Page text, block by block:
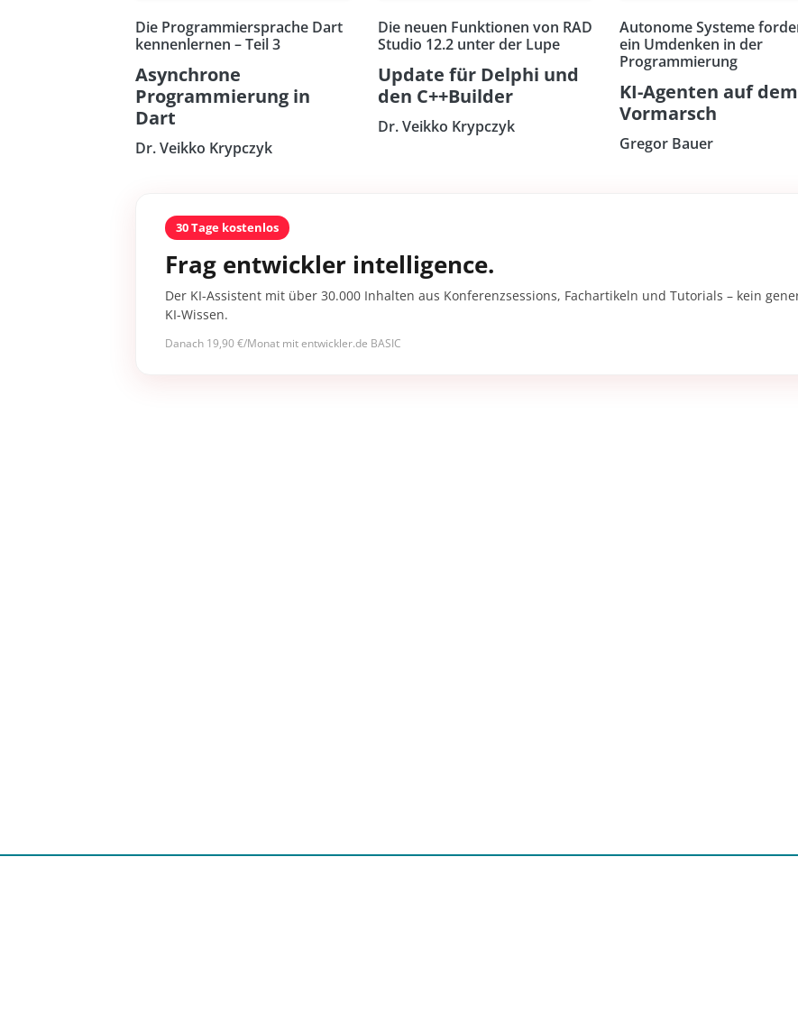
Die Programmiersprache Dart
kennenlernen – Teil 3
Asynchrone
Programmierung in
Dart
Dr. Veikko Krypczyk
Die neuen Funktionen von RAD
Studio 12.2 unter der Lupe
Update für Delphi und
den C++Builder
Dr. Veikko Krypczyk
Autonome Systeme
ein Umdenken in der
Programmierung
KI-Agenten auf dem
Vormarsch
Gregor Bauer
30 Tage kostenlos
Frag entwickler intelligence.
Der KI-Assistent mit über 30.000 Inhalten aus Konferenzsessions, Fachartikeln und Tutorials – kein
KI-Wissen.
Danach 19,90 €/Monat mit entwickler.de BASIC